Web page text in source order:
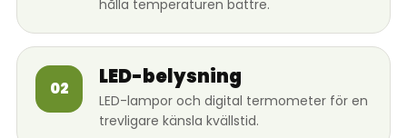
hålla temperaturen bättre.
02 LED-belysning
LED-lampor och digital termometer för en
trevligare känsla kvällstid.